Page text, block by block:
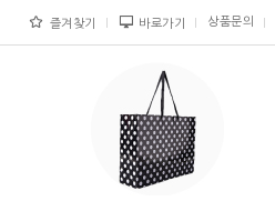
즐겨찾기 바로가기 상품문의